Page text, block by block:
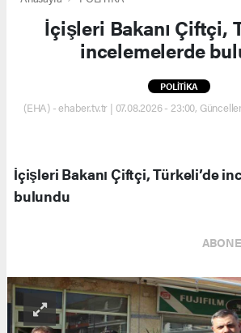
İçişleri Bakanı Çiftçi,
incelemelerde
POLİTİKA
(EHA) - ehaber.tv.tr | 07.08.2026 - 23:00,
İçişleri Bakanı Çiftçi, Türkeli’de
bulundu